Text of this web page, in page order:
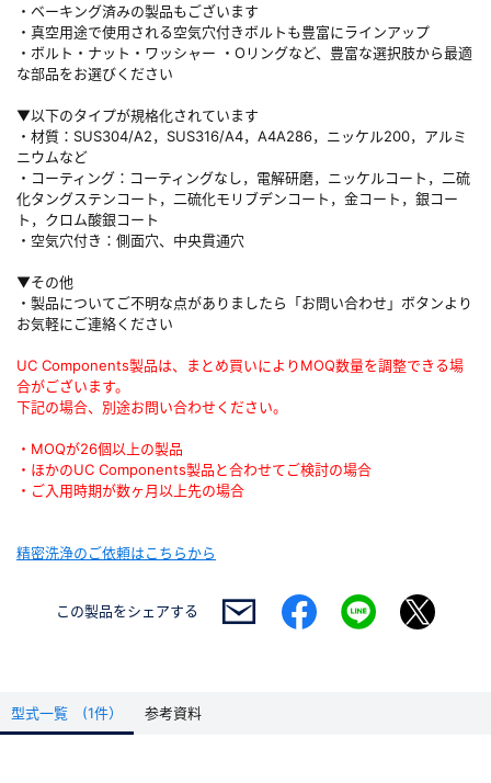
・ベーキング済みの製品もございます
・真空用途で使用される空気穴付きボルトも豊富にラインアップ
・ボルト・ナット・ワッシャー ・Oリングなど、豊富な選択肢から最適
な部品をお選びください
▼以下のタイプが規格化されています
・材質：SUS304/A2，SUS316/A4，A4A286，ニッケル200，アルミ
ニウムなど
・コーティング：コーティングなし，電解研磨，ニッケルコート，二硫
化タングステンコート，二硫化モリブデンコート，金コート，銀コー
ト，クロム酸銀コート
・空気穴付き：側面穴、中央貫通穴
▼その他
・製品についてご不明な点がありましたら「お問い合わせ」ボタンより
お気軽にご連絡ください
UC Components製品は、まとめ買いによりMOQ数量を調整できる場
合がございます。
下記の場合、別途お問い合わせください。
・MOQが26個以上の製品
・ほかのUC Components製品と合わせてご検討の場合
・ご入用時期が数ヶ月以上先の場合
精密洗浄のご依頼はこちらから
この製品をシェアする
型式一覧 (1件） 参考資料